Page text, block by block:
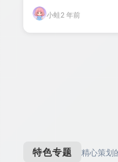
小蛙2 年前
特色专题 精心策划